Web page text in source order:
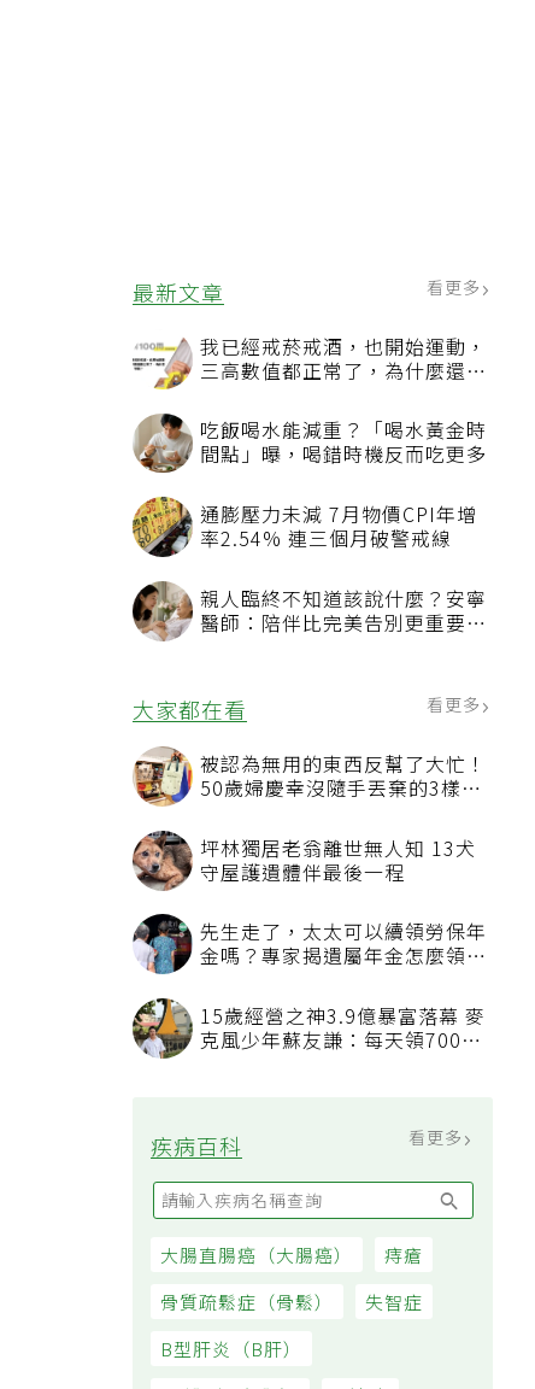
最新文章 看更多
我已經戒菸戒酒，也開始運動，
三高數值都正常了，為什麼還不
吃飯喝水能減重？「喝水黃金時
間點」曝，喝錯時機反而吃更多
通膨壓力未減 7月物價CPI年增
率2.54% 連三個月破警戒線
親人臨終不知道該說什麼？安寧
醫師：陪伴比完美告別更重要，
大家都在看
被認為無用的東西反幫了大忙！
50歲婦慶幸沒隨手丟棄的3樣物
坪林獨居老翁離世無人知 13犬
守屋護遺體伴最後一程
先生走了，太太可以續領勞保年
看順位還要看資格
15歲經營之神3.9億暴富落幕 麥
疾病百科